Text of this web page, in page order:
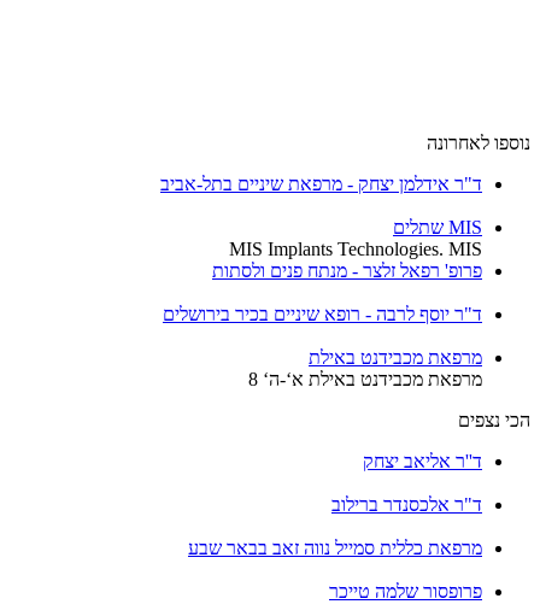
לאחרונה
ד"ר אידלמן יצחק - מרפאת שיניים בתל-אביב
MIS שתלים
MIS Implants Technologies. MIS
פרופ' רפאל זלצר - מנתח פנים ולסתות
ד"ר יוסף לרבה - רופא שיניים בכיר בירושלים
מרפאת מכבידנט באילת
מרפאת מכבידנט באילת א‘-ה‘ 8
נצפים
ד''ר אליאב יצחק
ד"ר אלכסנדר ברילוב
מרפאת כללית סמייל נווה זאב בבאר שבע
פרופסור שלמה טייכר